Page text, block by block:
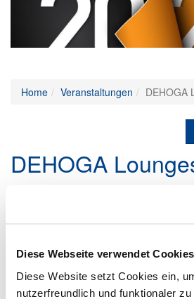
Diese Webseite verwendet Cookies
Diese Website setzt Cookies ein,
nutzerfreundlich und funktionaler
Home Veranstaltungen DEHOGA
DEHOGA
DEHOGA-Lounge